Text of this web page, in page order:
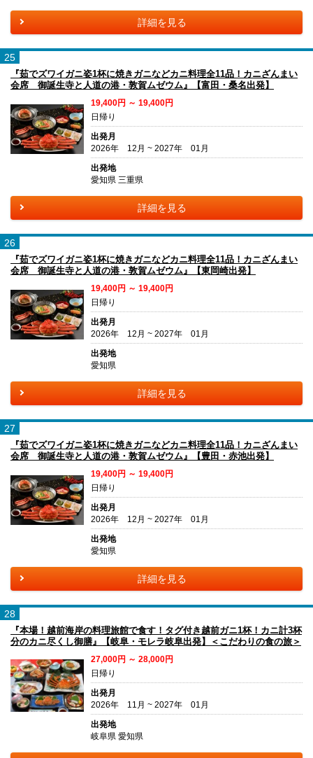
詳細を見る
25
『茹でズワイガニ姿1杯に焼きガニなどカニ料理全11品！カニざんまい
会席 御誕生寺と人道の港・敦賀ムゼウム』【富田・桑名出発】
19,400円 ～ 19,400円
日帰り
出発月
2026年 12月 ~ 2027年 01月
出発地
愛知県 三重県
詳細を見る
26
『茹でズワイガニ姿1杯に焼きガニなどカニ料理全11品！カニざんまい
会席 御誕生寺と人道の港・敦賀ムゼウム』【東岡崎出発】
19,400円 ～ 19,400円
日帰り
出発月
2026年 12月 ~ 2027年 01月
出発地
愛知県
詳細を見る
27
『茹でズワイガニ姿1杯に焼きガニなどカニ料理全11品！カニざんまい
会席 御誕生寺と人道の港・敦賀ムゼウム』【豊田・赤池出発】
19,400円 ～ 19,400円
日帰り
出発月
2026年 12月 ~ 2027年 01月
出発地
愛知県
詳細を見る
28
『本場！越前海岸の料理旅館で食す！タグ付き越前ガニ1杯！カニ計3杯
分のカニ尽くし御膳』【岐阜・モレラ岐阜出発】＜こだわりの食の旅＞
27,000円 ～ 28,000円
日帰り
出発月
2026年 11月 ~ 2027年 01月
出発地
岐阜県 愛知県